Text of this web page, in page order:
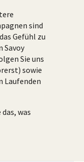
sind
Gefühl zu
Savoy
Sie uns
sowie
Laufenden
was